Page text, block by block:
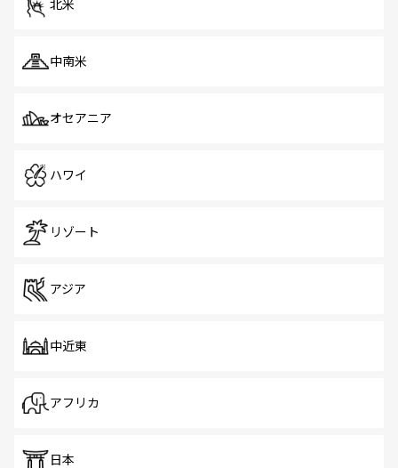
北米
中南米
オセアニア
ハワイ
リゾート
アジア
中近東
アフリカ
日本